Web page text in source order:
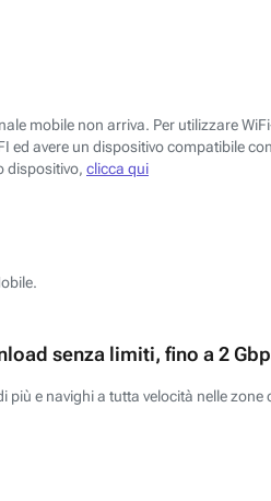
mobile non arriva. Per utilizzare
ed avere un dispositivo compatibile
dispositivo, clicca qui
senza limiti, fino a 2
più e navighi a tutta velocità nelle zone